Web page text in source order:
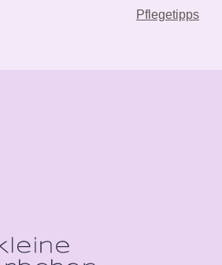
Pflegetipps